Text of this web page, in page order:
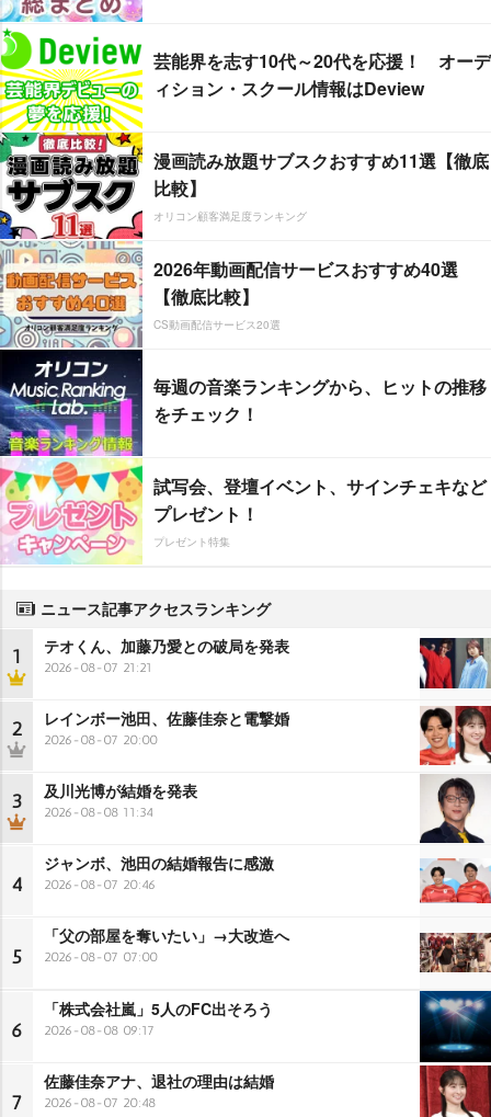
芸能界を志す10代～20代を応援！ オーデ
ィション・スクール情報はDeview
漫画読み放題サブスクおすすめ11選【徹底
比較】
オリコン顧客満足度ランキング
2026年動画配信サービスおすすめ40選
【徹底比較】
CS動画配信サービス20選
毎週の音楽ランキングから、ヒットの推移
をチェック！
試写会、登壇イベント、サインチェキなど
プレゼント！
プレゼント特集
ニュース記事アクセスランキング
1 テオくん、加藤乃愛との破局を発表
2026-08-07 21:21
2 レインボー池田、佐藤佳奈と電撃婚
2026-08-07 20:00
3 及川光博が結婚を発表
2026-08-08 11:34
4
ジャンボ、池田の結婚報告に感激
2026-08-07 20:46
5
「父の部屋を奪いたい」→大改造へ
2026-08-07 07:00
6
「株式会社嵐」5人のFC出そろう
2026-08-08 09:17
7
佐藤佳奈アナ、退社の理由は結婚
2026-08-07 20:48